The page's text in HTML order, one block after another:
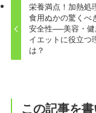
栄養満点！加熱処
食用ぬかの驚くべ
安全性──美容・
イエットに役立つ
は？
この記事を